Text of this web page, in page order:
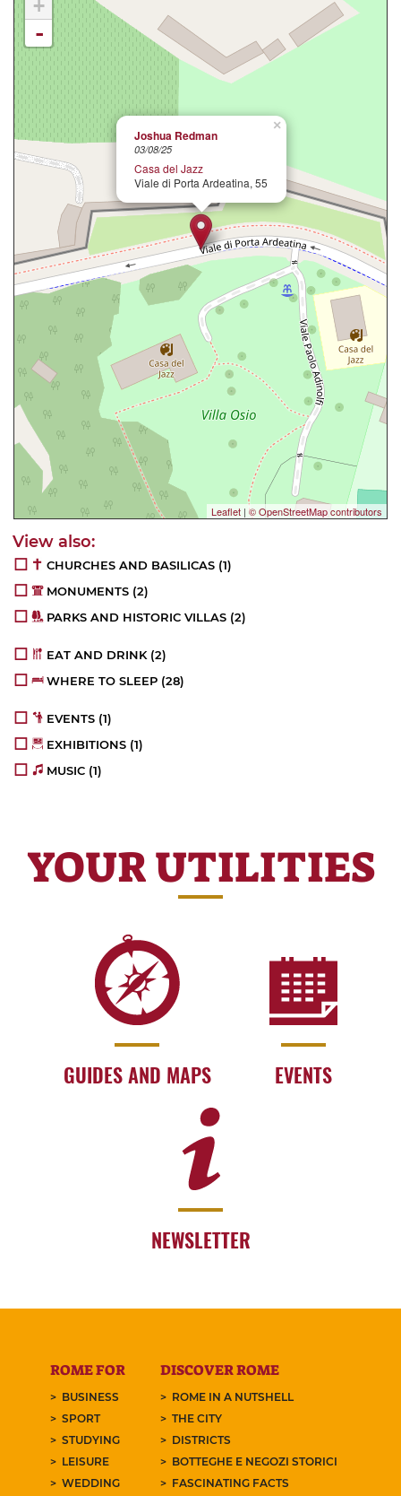
×
Joshua Redman
03/08/25
Casa del Jazz
Viale di Porta Ardeatina, 55
+
-
Leaflet | © OpenStreetMap contributors
CHURCHES AND BASILICAS (1)
MONUMENTS (2)
PARKS AND HISTORIC VILLAS (2)
EAT AND DRINK (2)
WHERE TO SLEEP (28)
EVENTS (1)
EXHIBITIONS (1)
MUSIC (1)
YOUR UTILITIES
GUIDES AND MAPS EVENTS
NEWSLETTER
ROME FOR
BUSINESS
SPORT
STUDYING
LEISURE
WEDDING
DISCOVER ROME
ROME IN A NUTSHELL
THE CITY
DISTRICTS
BOTTEGHE E NEGOZI STORICI
FASCINATING FACTS